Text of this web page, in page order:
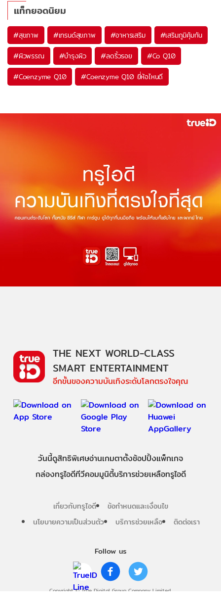
แท็กยอดนิยม
#สุขภาพ #เทรนด์สุขภาพ #อาหารเสริม #เสริมภูมิคุ้มกัน
#ผิวพรรณ #บำรุงผิว #ลดริ้วรอย #Co Q10
#Coenzyme Q10 #Coenzyme Q10 ยี่ห้อไหนดี
Follow us
Copyright © True Digital Group Company Limited.
THE NEXT WORLD-CLASS
SMART ENTERTAINMENT
อีกขั้นของความบันเทิงระดับโลกตรงใจคุณ
วันนี้ดูสิทธิพิเศษอ่านเกมตาตั้งช้อปปิ้งแพ็กเกจ
กล่องทรูไอดีทีวีคอมมูนิตี้บริการช่วยเหลือทรูไอดี
เกี่ยวกับทรูไอดี
ข้อกำหนดและเงื่อนไข
นโยบายความเป็นส่วนตัว
บริการช่วยเหลือ ติดต่อเรา